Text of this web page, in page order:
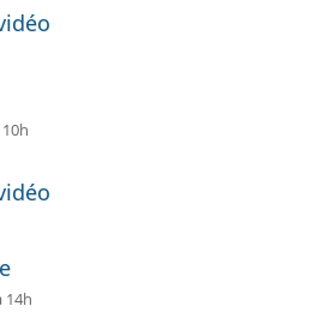
: une présentation sur le logiciel
8i
14h